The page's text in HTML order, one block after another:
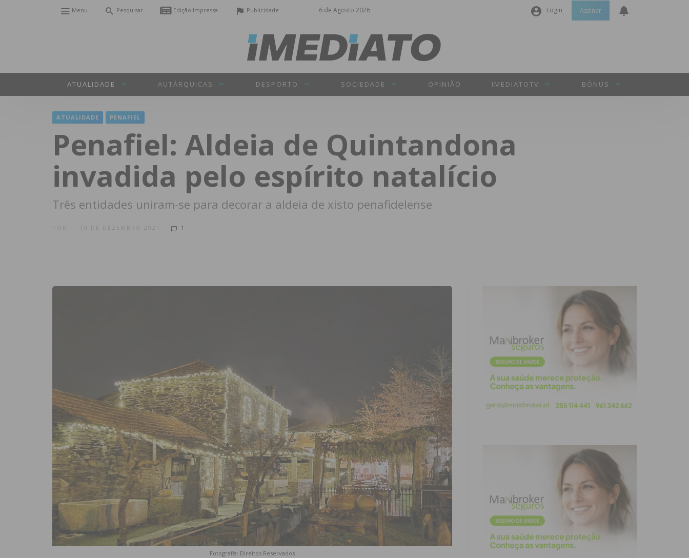
6 de Agosto 2026
Menu Pesquisar Edição Impressa Publicidade Login
Senha
Assinar
ATUALIDADE AUTÁRQUICAS DESPORTO SOCIEDADE OPINIÃO IMEDIATOTV BÓNUS
ATUALIDADE PENAFIEL
Penafiel: Aldeia de Quintandona
invadida pelo espírito natalício
Três entidades uniram-se para decorar a aldeia de xisto penafidelense
1
Fotografia: Direitos Reservados